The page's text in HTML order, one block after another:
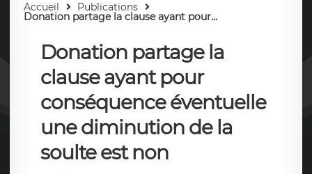
Accueil Publications
Donation partage la clause ayant pour...
Donation partage la
clause ayant pour
conséquence éventuelle
une diminution de la
soulte est non